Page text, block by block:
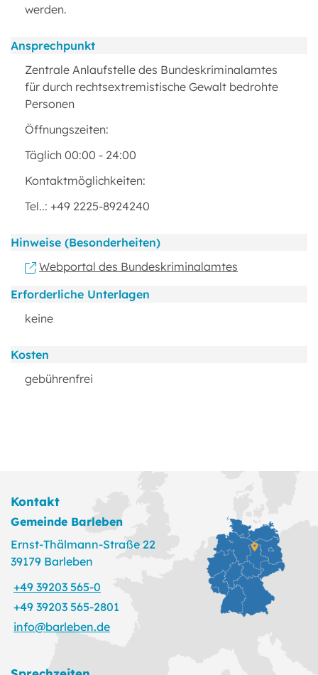
werden.
Ansprechpunkt
Zentrale Anlaufstelle des Bundeskriminalamtes
für durch rechtsextremistische Gewalt bedrohte
Personen
Öffnungszeiten:
Täglich 00:00 - 24:00
Kontaktmöglichkeiten:
Tel..: +49 2225-8924240
Hinweise (Besonderheiten)
Webportal des Bundeskriminalamtes
Erforderliche Unterlagen
keine
Kosten
gebührenfrei
Kontakt
Gemeinde Barleben
Ernst-Thälmann-Straße 22
39179 Barleben
+49 39203 565-0
+49 39203 565-2801
info@barleben.de